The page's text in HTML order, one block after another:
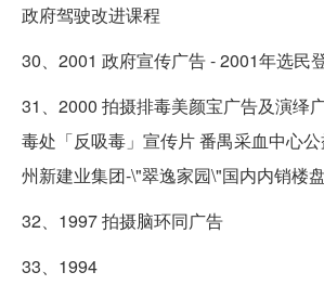
政府驾驶改进课程
30、2001 政府宣传广告 - 2001年选民
31、2000 拍摄排毒美颜宝广告及演绎
毒处「反吸毒」宣传片 番禺采血中心
州新建业集团-\"翠逸家园\"国内内销楼
32、1997 拍摄脑环同广告
33、1994